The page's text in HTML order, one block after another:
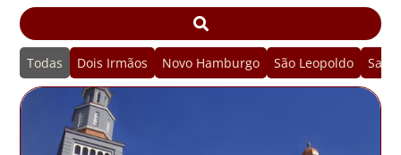
Dois Irmãos Novo Hamburgo São Leopoldo
Todas